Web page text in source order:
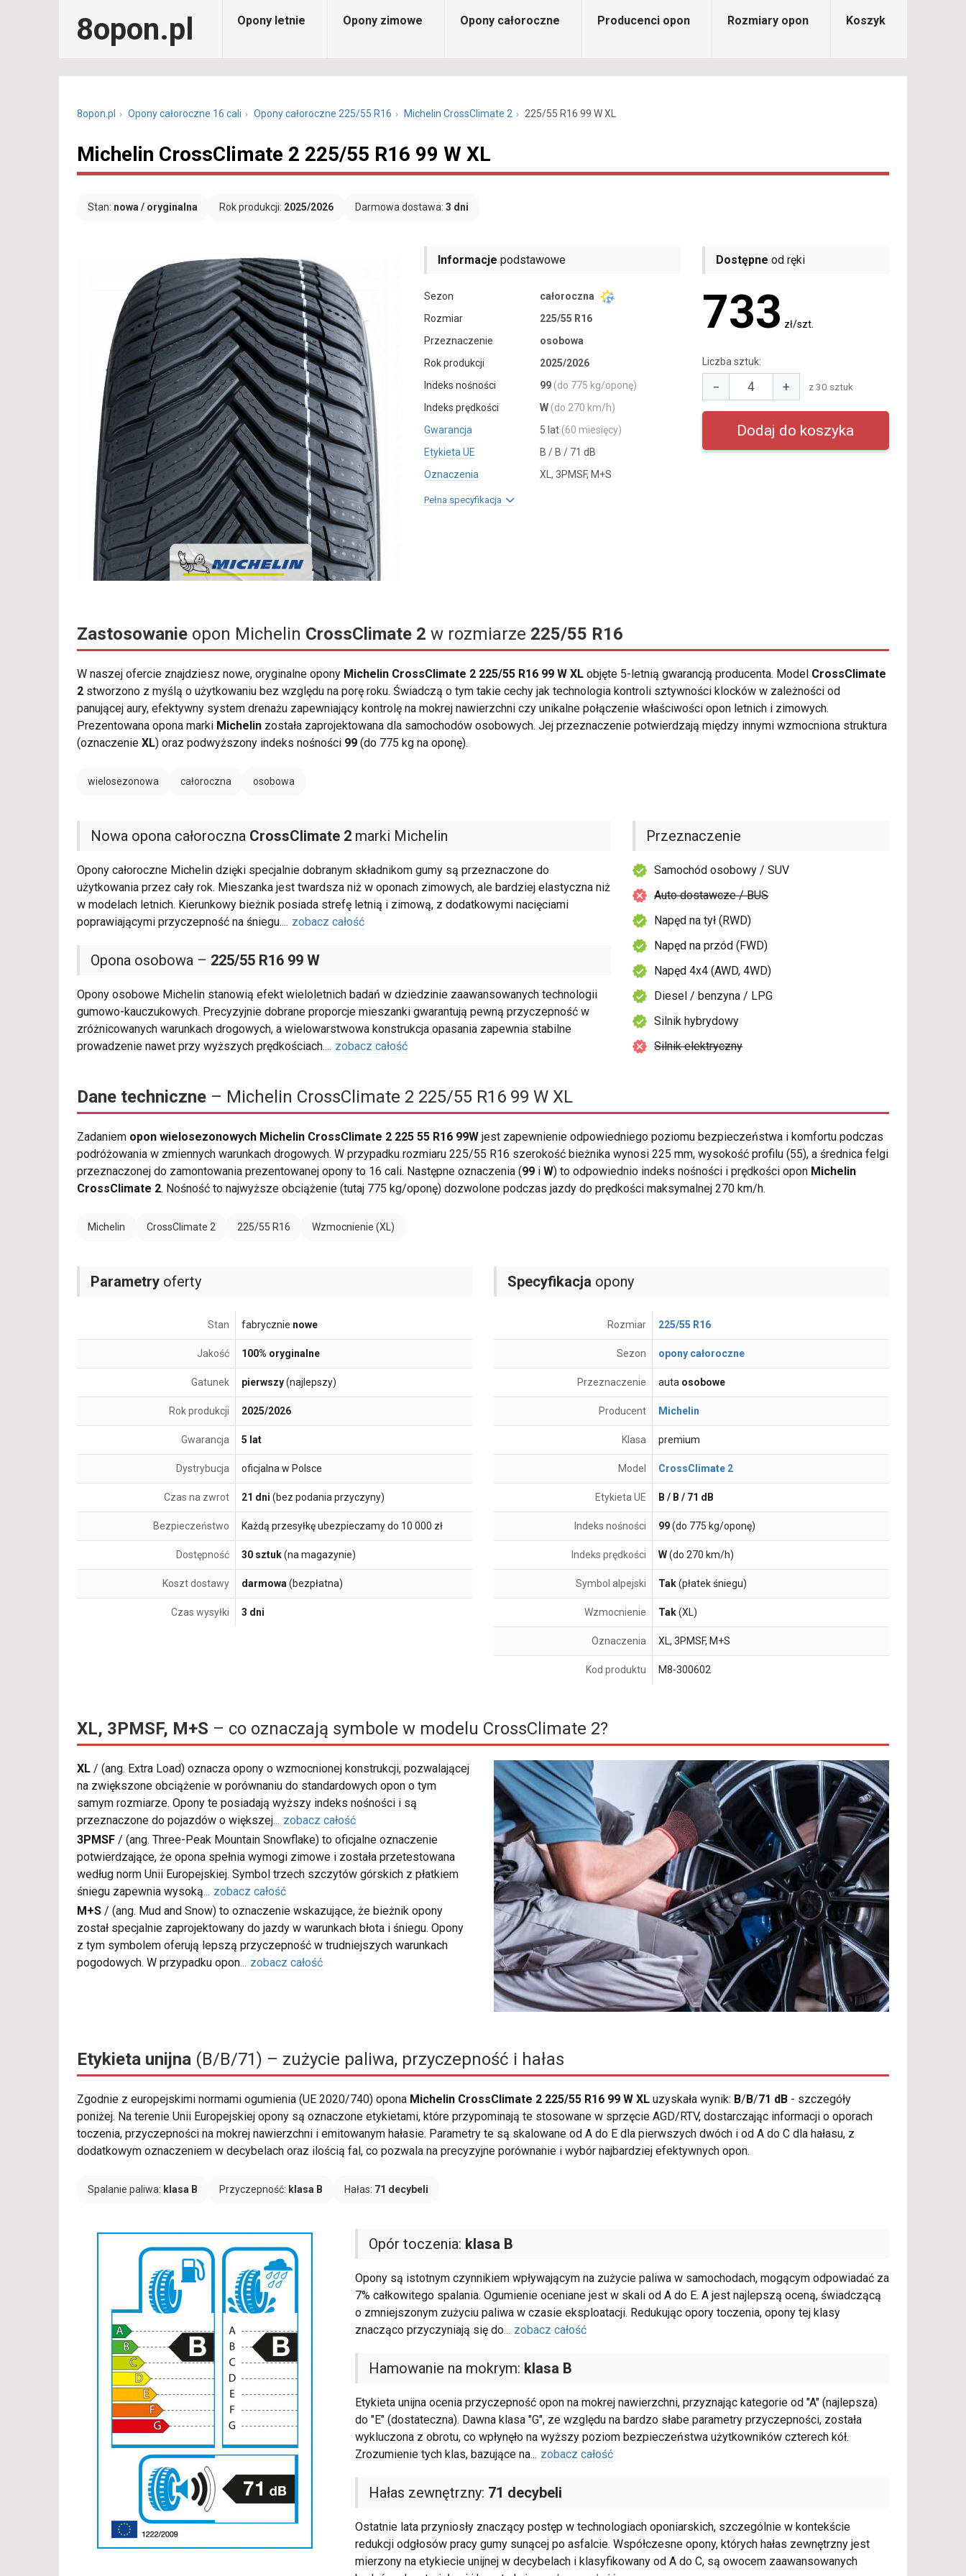
8opon.pl Opony letnie Opony zimowe Opony całoroczne Producenci opon Rozmiary opon Koszyk
8opon.pl Opony całoroczne 16 cali Opony całoroczne 225/55 R16 Michelin CrossClimate 2 225/55 R16 99 W XL
Michelin CrossClimate 2 225/55 R16 99 W XL
Stan: nowa / oryginalna Rok produkcji: 2025/2026 Darmowa dostawa: 3 dni
Informacje podstawowe
Sezon
całoroczna
Rozmiar
225/55 R16
Przeznaczenie
osobowa
Rok produkcji
2025/2026
Indeks nośności
99 (do 775 kg/oponę)
Indeks prędkości
W (do 270 km/h)
Gwarancja
5 lat (60 miesięcy)
Etykieta UE
B / B / 71 dB
Oznaczenia
XL, 3PMSF, M+S
Pełna specyfikacja
Dostępne od ręki
733 zł/szt.
Liczba sztuk:
− + z 30 sztuk
Zastosowanie opon Michelin CrossClimate 2 w rozmiarze 225/55 R16
W naszej ofercie znajdziesz nowe, oryginalne opony Michelin CrossClimate 2 225/55 R16 99 W XL objęte 5-letnią gwarancją producenta. Model CrossClimate
2 stworzono z myślą o użytkowaniu bez względu na porę roku. Świadczą o tym takie cechy jak technologia kontroli sztywności klocków w zależności od
panującej aury, efektywny system drenażu zapewniający kontrolę na mokrej nawierzchni czy unikalne połączenie właściwości opon letnich i zimowych.
Prezentowana opona marki Michelin została zaprojektowana dla samochodów osobowych. Jej przeznaczenie potwierdzają między innymi wzmocniona struktura
(oznaczenie XL) oraz podwyższony indeks nośności 99 (do 775 kg na oponę).
wielosezonowa całoroczna osobowa
Nowa opona całoroczna CrossClimate 2 marki Michelin
Opony całoroczne Michelin dzięki specjalnie dobranym składnikom gumy są przeznaczone do
użytkowania przez cały rok. Mieszanka jest twardsza niż w oponach zimowych, ale bardziej elastyczna niż
w modelach letnich. Kierunkowy bieżnik posiada strefę letnią i zimową, z dodatkowymi nacięciami
poprawiającymi przyczepność na śniegu.... zobacz całość
Opona osobowa – 225/55 R16 99 W
Opony osobowe Michelin stanowią efekt wieloletnich badań w dziedzinie zaawansowanych technologii
gumowo-kauczukowych. Precyzyjnie dobrane proporcje mieszanki gwarantują pewną przyczepność w
zróżnicowanych warunkach drogowych, a wielowarstwowa konstrukcja opasania zapewnia stabilne
prowadzenie nawet przy wyższych prędkościach.... zobacz całość
Przeznaczenie
Samochód osobowy / SUV
Auto dostawcze / BUS
Napęd na tył (RWD)
Napęd na przód (FWD)
Napęd 4x4 (AWD, 4WD)
Diesel / benzyna / LPG
Silnik hybrydowy
Silnik elektryczny
Dane techniczne – Michelin CrossClimate 2 225/55 R16 99 W XL
Zadaniem opon wielosezonowych Michelin CrossClimate 2 225 55 R16 99W jest zapewnienie odpowiedniego poziomu bezpieczeństwa i komfortu podczas
podróżowania w zmiennych warunkach drogowych. W przypadku rozmiaru 225/55 R16 szerokość bieżnika wynosi 225 mm, wysokość profilu (55), a średnica felgi
przeznaczonej do zamontowania prezentowanej opony to 16 cali. Następne oznaczenia (99 i W) to odpowiednio indeks nośności i prędkości opon Michelin
CrossClimate 2. Nośność to najwyższe obciążenie (tutaj 775 kg/oponę) dozwolone podczas jazdy do prędkości maksymalnej 270 km/h.
Michelin CrossClimate 2 225/55 R16 Wzmocnienie (XL)
Parametry oferty
Stan fabrycznie nowe
Jakość 100% oryginalne
Gatunek pierwszy(najlepszy)
Rok produkcji 2025/2026
Gwarancja 5 lat
Dystrybucja oficjalna w Polsce
Czas na zwrot 21 dni (bez podania przyczyny)
Bezpieczeństwo Każdą przesyłkę ubezpieczamy do 10 000 zł
Dostępność 30 sztuk(na magazynie)
Koszt dostawy darmowa(bezpłatna)
Czas wysyłki 3 dni
Specyfikacja opony
Rozmiar 225/55 R16
Sezon opony całoroczne
Przeznaczenie auta osobowe
Producent Michelin
Klasa premium
Model CrossClimate 2
Etykieta UE B / B / 71 dB
Indeks nośności 99(do 775 kg/oponę)
Indeks prędkości W(do 270 km/h)
Symbol alpejski Tak(płatek śniegu)
Wzmocnienie Tak(XL)
Oznaczenia XL, 3PMSF, M+S
Kod produktu M8-300602
XL, 3PMSF, M+S – co oznaczają symbole w modelu CrossClimate 2?
XL / (ang. Extra Load) oznacza opony o wzmocnionej konstrukcji, pozwalającej
na zwiększone obciążenie w porównaniu do standardowych opon o tym
samym rozmiarze. Opony te posiadają wyższy indeks nośności i są
przeznaczone do pojazdów o większej... zobacz całość
3PMSF / (ang. Three-Peak Mountain Snowflake) to oficjalne oznaczenie
potwierdzające, że opona spełnia wymogi zimowe i została przetestowana
według norm Unii Europejskiej. Symbol trzech szczytów górskich z płatkiem
śniegu zapewnia wysoką... zobacz całość
M+S / (ang. Mud and Snow) to oznaczenie wskazujące, że bieżnik opony
został specjalnie zaprojektowany do jazdy w warunkach błota i śniegu. Opony
z tym symbolem oferują lepszą przyczepność w trudniejszych warunkach
pogodowych. W przypadku opon... zobacz całość
Etykieta unijna (B/B/71) – zużycie paliwa, przyczepność i hałas
Zgodnie z europejskimi normami ogumienia (UE 2020/740) opona Michelin CrossClimate 2 225/55 R16 99 W XL uzyskała wynik: B/ B/71 dB - szczegóły
poniżej. Na terenie Unii Europejskiej opony są oznaczone etykietami, które przypominają te stosowane w sprzęcie AGD/RTV, dostarczając informacji o oporach
toczenia, przyczepności na mokrej nawierzchni i emitowanym hałasie. Parametry te są skalowane od A do E dla pierwszych dwóch i od A do C dla hałasu, z
dodatkowym oznaczeniem w decybelach oraz ilością fal, co pozwala na precyzyjne porównanie i wybór najbardziej efektywnych opon.
Spalanie paliwa: klasa B Przyczepność: klasa B Hałas: 71 decybeli
Opór toczenia: klasa B
Opony są istotnym czynnikiem wpływającym na zużycie paliwa w samochodach, mogącym odpowiadać za
7% całkowitego spalania. Ogumienie oceniane jest w skali od A do E. A jest najlepszą oceną, świadczącą
o zmniejszonym zużyciu paliwa w czasie eksploatacji. Redukując opory toczenia, opony tej klasy
znacząco przyczyniają się do... zobacz całość
Hamowanie na mokrym: klasa B
Etykieta unijna ocenia przyczepność opon na mokrej nawierzchni, przyznając kategorie od "A" (najlepsza)
do "E" (dostateczna). Dawna klasa "G", ze względu na bardzo słabe parametry przyczepności, została
wykluczona z obrotu, co wpłynęło na wyższy poziom bezpieczeństwa użytkowników czterech kół.
Zrozumienie tych klas, bazujące na... zobacz całość
Hałas zewnętrzny: 71 decybeli
Ostatnie lata przyniosły znaczący postęp w technologiach oponiarskich, szczególnie w kontekście
redukcji odgłosów pracy gumy sunącej po asfalcie. Współczesne opony, których hałas zewnętrzny jest
mierzony na etykiecie unijnej w decybelach i klasyfikowany od A do C, są owocem zaawansowanych